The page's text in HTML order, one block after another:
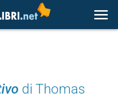
di Thomas